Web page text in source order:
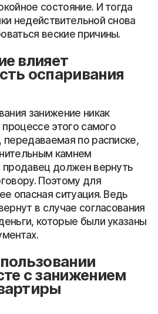
состояние. И тогда
недействительной снова
веские причины.
влияет
оспаривания
занижение никак
этого самого
передаваемая по расписке,
камнем
продавец должен вернуть
Поэтому для
опасная ситуация. Ведь
в случае согласования
которые были указаны
с занижением